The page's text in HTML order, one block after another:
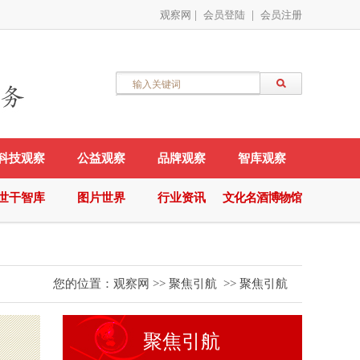
观察网 会员登陆 会员注册
技观察 公益观察 品牌观察 智库观察
干智库 图片世界 行业资讯 文化名酒博物馆
您的位置： 观察网 >> 聚焦引航 >> 聚焦引航
聚焦引航